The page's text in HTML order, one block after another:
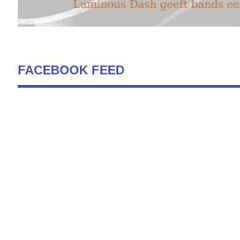
FACEBOOK FEED